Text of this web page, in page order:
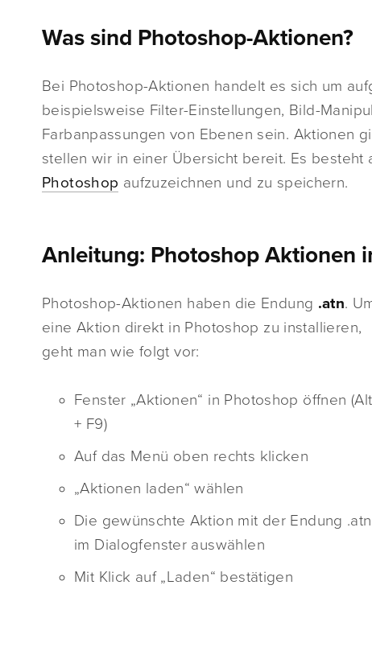
Was sind Photoshop-Aktionen?
Bei Photoshop-Aktionen handelt es sich um
beispielsweise Filter-Einstellungen, Bild-
Farbanpassungen von Ebenen sein. Aktionen
stellen wir in einer Übersicht bereit. Es besteht
Photoshop aufzuzeichnen und zu speichern.
Anleitung: Photoshop Aktionen
Photoshop-Aktionen haben die Endung .atn.
eine Aktion direkt in Photoshop zu installieren,
geht man wie folgt vor:
Fenster „Aktionen“ in Photoshop öffnen (Alt
+ F9)
Auf das Menü oben rechts klicken
„Aktionen laden“ wählen
Die gewünschte Aktion mit der Endung .atn
im Dialogfenster auswählen
Mit Klick auf „Laden“ bestätigen